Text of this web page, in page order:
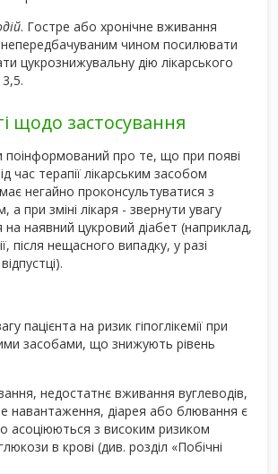
. Гостре або хронічне вживання
чином посилювати
цукрознижувальну дію лікарського
3,5.
щодо застосування
поінформований про те, що при появі
час терапії лікарським засобом
негайно проконсультуватися з
а при зміні лікаря - звернути увагу
на наявний цукровий діабет (наприклад,
після нещасного випадку, у разі
пацієнта на ризик гіпоглікемії при
засобами, що знижують рівень
недостатнє вживання вуглеводів,
навантаження, діарея або блювання є
асоціюються з високим ризиком
в крові (див. розділ «Побічні